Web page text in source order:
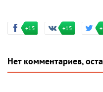
+15 +15
Нет комментариев,